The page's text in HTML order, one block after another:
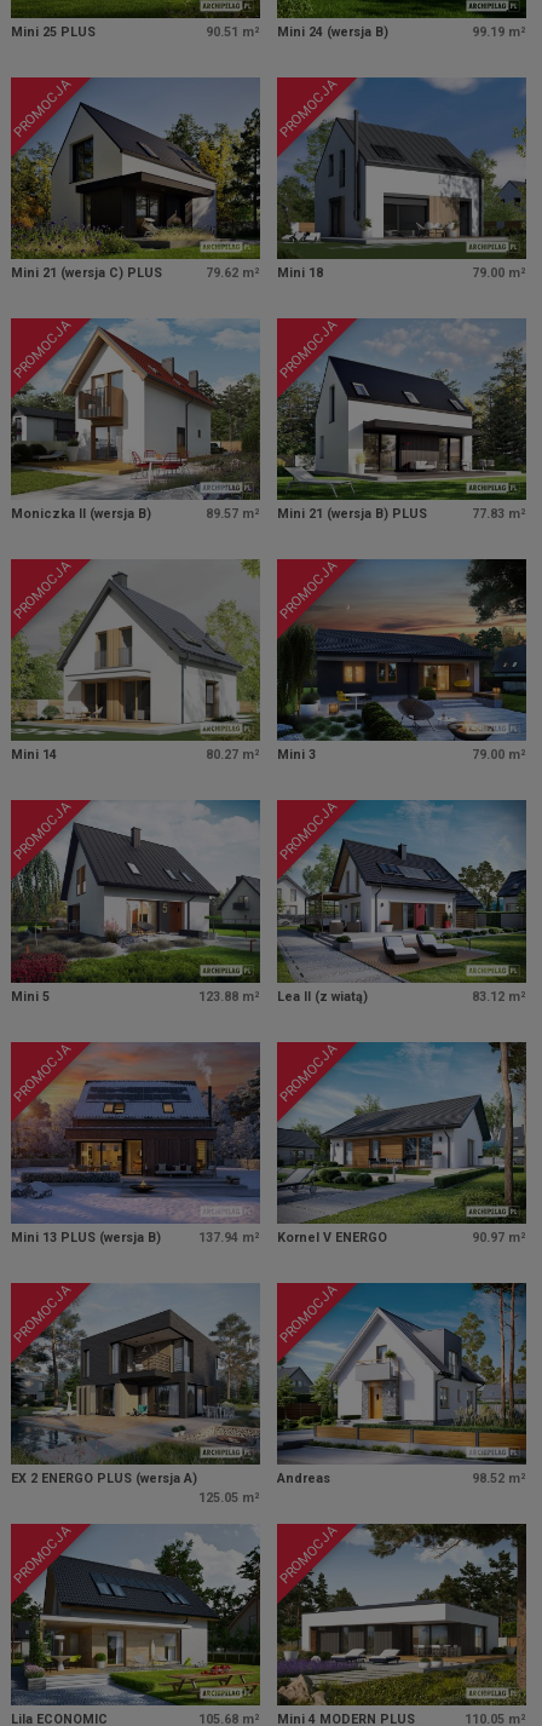
Mini 25 PLUS 90.51 m² Mini 24 (wersja B) 99.19 m²
PROMOCJA
Mini 21 (wersja C) PLUS 79.62 m²
PROMOCJA
Mini 18 79.00 m²
PROMOCJA
Moniczka II (wersja B) 89.57 m²
PROMOCJA
Mini 21 (wersja B) PLUS 77.83 m²
PROMOCJA
Mini 14 80.27 m²
PROMOCJA
Mini 3 79.00 m²
PROMOCJA
Mini 5 123.88 m²
PROMOCJA
Lea II (z wiatą) 83.12 m²
PROMOCJA
Mini 13 PLUS (wersja B) 137.94 m²
PROMOCJA
Kornel V ENERGO 90.97 m²
PROMOCJA
EX 2 ENERGO PLUS (wersja A)
125.05 m²
PROMOCJA
Andreas 98.52 m²
PROMOCJA
Lila ECONOMIC 105.68 m²
PROMOCJA
Mini 4 MODERN PLUS 110.05 m²